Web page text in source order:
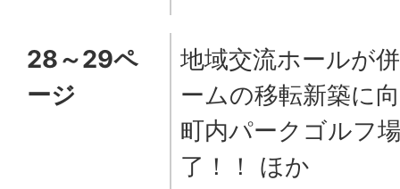
28～29ペ
ージ
地域交流ホールが
ームの移転新築に
町内パークゴルフ
了！！ ほか